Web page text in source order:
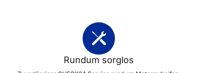
Rundum sorglos